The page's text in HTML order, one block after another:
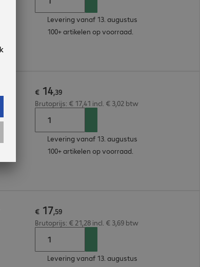
Levering vanaf 13. augustus
100+ artikelen op voorraad.
€ 14,39
Brutoprijs: € 17,41 incl. € 3,02 btw
Levering vanaf 13. augustus
100+ artikelen op voorraad.
€ 17,59
Brutoprijs: € 21,28 incl. € 3,69 btw
Levering vanaf 13. augustus